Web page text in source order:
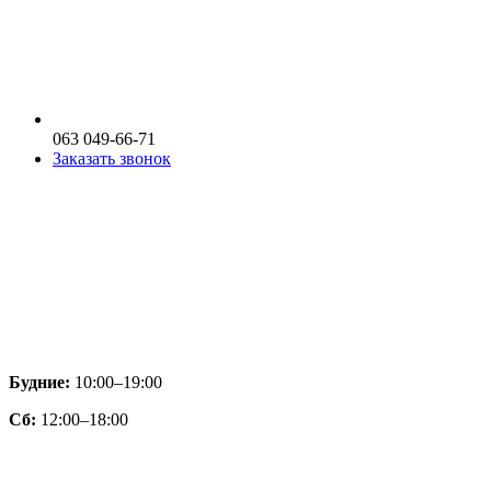
063 049-66-71
Заказать звонок
Будние: 10:00–19:00
Сб: 12:00–18:00